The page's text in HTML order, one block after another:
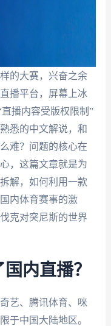
的大赛，兴奋之余
播平台，屏幕上冰
播内容受版权限制”
悉的中文解说，和
难？问题的核心在
，这篇文章就是为
解，如何利用一款
内体育赛事的激
克对突尼斯的世界
内直播？
艺、腾讯体育、咪
于中国大陆地区。